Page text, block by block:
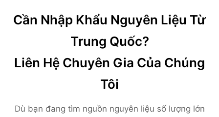
Cần Nhập Khẩu Nguyên Liệu Từ
Trung Quốc?
Liên Hệ Chuyên Gia Của Chúng
Tôi
Dù bạn đang tìm nguồn nguyên liệu số lượng lớn